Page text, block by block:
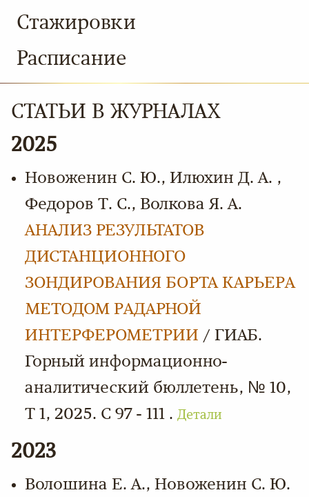
Стажировки
Расписание
СТАТЬИ В ЖУРНАЛАХ
2025
Новоженин С. Ю., Илюхин Д. А. ,
Федоров Т. С., Волкова Я. А.
АНАЛИЗ РЕЗУЛЬТАТОВ
ДИСТАНЦИОННОГО
ЗОНДИРОВАНИЯ БОРТА КАРЬЕРА
МЕТОДОМ РАДАРНОЙ
ИНТЕРФЕРОМЕТРИИ / ГИАБ.
Горный информационно-
аналитический бюллетень, № 10,
Т 1, 2025. С 97 - 111 . Детали
2023
Волошина Е. А., Новоженин С. Ю.